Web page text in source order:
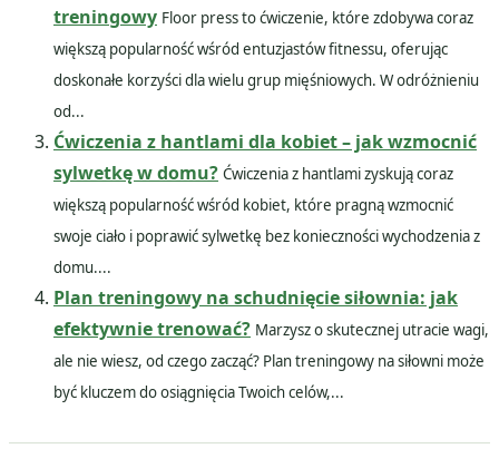
treningowy Floor press to ćwiczenie, które zdobywa coraz
większą popularność wśród entuzjastów fitnessu, oferując
doskonałe korzyści dla wielu grup mięśniowych. W odróżnieniu
od...
Ćwiczenia z hantlami dla kobiet – jak wzmocnić
sylwetkę w domu? Ćwiczenia z hantlami zyskują coraz
większą popularność wśród kobiet, które pragną wzmocnić
swoje ciało i poprawić sylwetkę bez konieczności wychodzenia z
domu....
Plan treningowy na schudnięcie siłownia: jak
efektywnie trenować? Marzysz o skutecznej utracie wagi,
ale nie wiesz, od czego zacząć? Plan treningowy na siłowni może
być kluczem do osiągnięcia Twoich celów,...